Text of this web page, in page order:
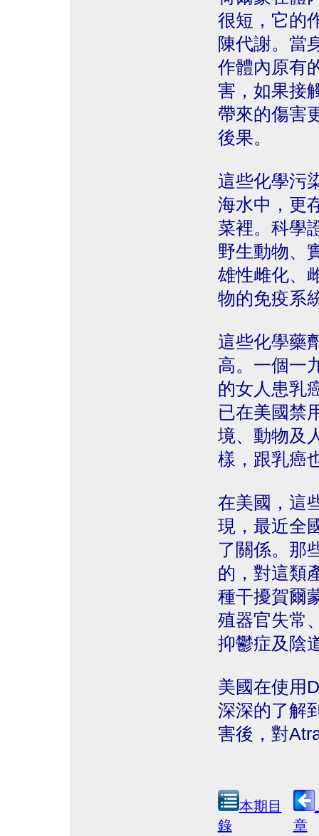
很短，它的
陳代謝。當
作體內原有
害，如果接
帶來的傷害
後果。
這些化學污
海水中，更
菜裡。科學
野生動物、
雄性雌化、
物的免疫系
這些化學藥
高。一個一
的女人患乳
已在美國禁
境、動物及
樣，跟乳癌
在美國，這
現，最近全
了關係。那
的，對這類
種干擾賀爾
殖器官失常
抑鬱症及陰
美國在使用
深深的了解
害後，對
本期目
錄
章